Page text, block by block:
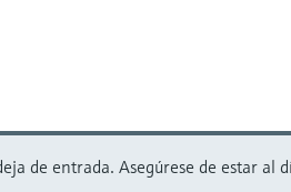
de entrada. Asegúrese de estar al